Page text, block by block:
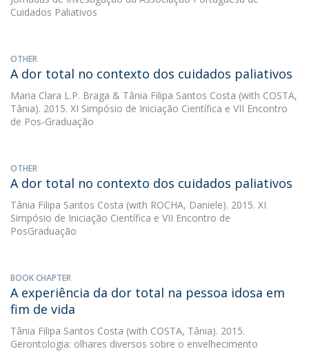
Cuidados Paliativos
OTHER
A dor total no contexto dos cuidados paliativos
Maria Clara L.P. Braga & Tânia Filipa Santos Costa (with COSTA,
Tânia). 2015. XI Simpósio de Iniciação Científica e VII Encontro
de Pos-Graduação
OTHER
A dor total no contexto dos cuidados paliativos
Tânia Filipa Santos Costa (with ROCHA, Daniele). 2015. XI
Simpósio de Iniciação Científica e VII Encontro de
PosGraduação
BOOK CHAPTER
A experiência da dor total na pessoa idosa em
fim de vida
Tânia Filipa Santos Costa (with COSTA, Tânia). 2015.
Gerontologia: olhares diversos sobre o envelhecimento